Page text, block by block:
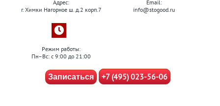
Адрес:
г. Химки Нагорное ш. д.2 корп.7
Email:
info@stogood.ru
Режим работы:
Пн–Вс: с 9:00 до 21:00
Записаться +7 (495) 023-56-06